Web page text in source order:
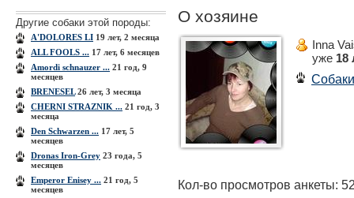
Другие собаки этой породы:
A'DOLORES LI 19 лет, 2 месяца
ALL FOOLS ... 17 лет, 6 месяцев
Amordi schnauzer ... 21 год, 9
месяцев
BRENESEL26 лет, 3 месяца
CHERNI STRAZNIK ... 21 год, 3
месяца
Den Schwarzen ... 17 лет, 5
месяцев
Dronas Iron-Grey 23 года, 5
месяцев
Emperor Enisey ... 21 год, 5
месяцев
О хозяине
Inna
уже 18
Собаки
Кол-во просмотров анкеты: